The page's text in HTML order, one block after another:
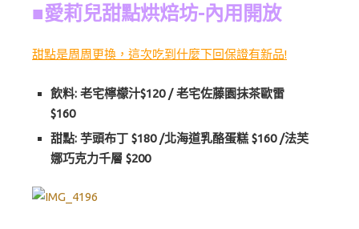
■愛莉兒甜點烘焙坊-內用開放
甜點是周周更換，這次吃到什麼下回保證有新品!
飲料: 老宅檸檬汁$120 / 老宅佐藤園抹茶歐雷
$160
甜點: 芋頭布丁 $180 /北海道乳酪蛋糕 $160 /法芙
娜巧克力千層 $200